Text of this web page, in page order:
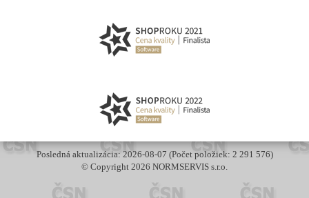
Posledná aktualizácia: 2026-08-07 (Počet položiek: 2 291 576)
© Copyright 2026 NORMSERVIS s.r.o.